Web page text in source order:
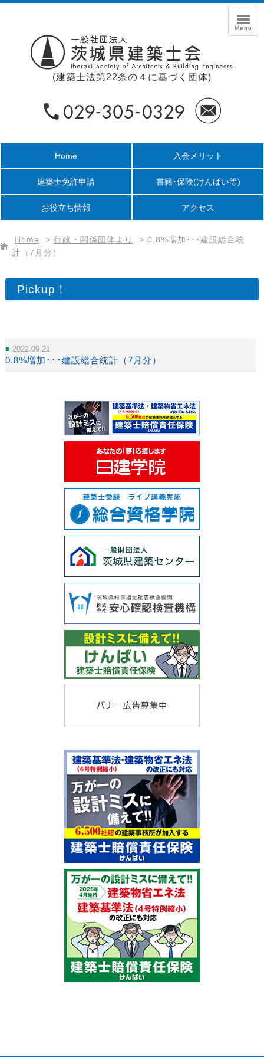
(建築士法第22条の４に基づく団体)
Home 入会メリット
建築士免許申請 書籍･保険(けんばい等)
お役立ち情報 アクセス
Home > 行政・関係団体より > 0.8%増加･･･建設総合統
計（7月分）
Pickup！
2022.09.21
0.8%増加･･･建設総合統計（7月分）